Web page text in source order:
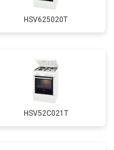
HSV625020T
HSV52C021T